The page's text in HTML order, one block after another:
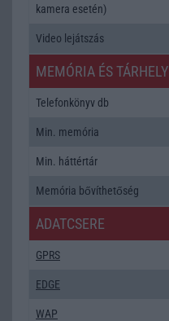
kamera esetén)
Video lejátszás
MEMÓRIA ÉS TÁRHELY
Telefonkönyv db
Min. memória
Min. háttértár
Memória bővíthetőség
ADATCSERE
GPRS
EDGE
WAP